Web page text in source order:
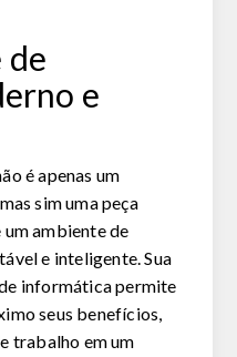
de
e
é apenas um
sim uma peça
ambiente de
e inteligente. Sua
informática permite
seus benefícios,
trabalho em um